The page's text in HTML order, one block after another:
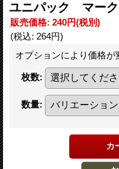
ユニパック マーク
販売価格: 240円(税別)
(税込: 264円)
オプションにより価格が
枚数:
数量: